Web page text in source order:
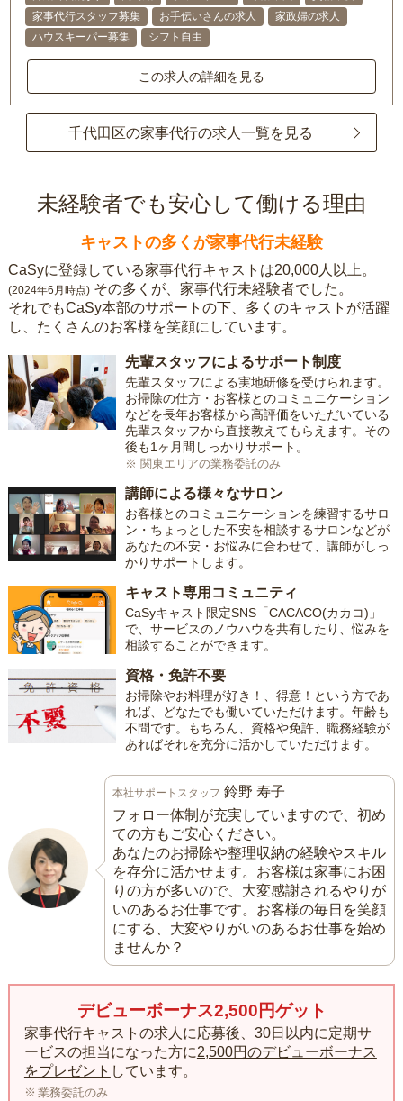
家事代行スタッフ募集
お手伝いさんの求人
家政婦の求人
ハウスキーパー募集
シフト自由
この求人の詳細を見る
千代田区の家事代行の求人一覧を見る
未経験者でも安心して働ける理由
キャストの多くが家事代行未経験
CaSyに登録している家事代行キャストは20,000人以上。
(2024年6月時点) その多くが、家事代行未経験者でした。
それでもCaSy本部のサポートの下、多くのキャストが活躍
し、たくさんのお客様を笑顔にしています。
先輩スタッフによるサポート制度
先輩スタッフによる実地研修を受けられます。
お掃除の仕方・お客様とのコミュニケーション
などを長年お客様から高評価をいただいている
先輩スタッフから直接教えてもらえます。その
後も1ヶ月間しっかりサポート。
※ 関東エリアの業務委託のみ
講師による様々なサロン
お客様とのコミュニケーションを練習するサロ
ン・ちょっとした不安を相談するサロンなどが
あなたの不安・お悩みに合わせて、講師がしっ
かりサポートします。
キャスト専用コミュニティ
CaSyキャスト限定SNS「CACACO(カカコ)」
で、サービスのノウハウを共有したり、悩みを
相談することができます。
資格・免許不要
お掃除やお料理が好き！、得意！という方であ
れば、どなたでも働いていただけます。年齢も
不問です。もちろん、資格や免許、職務経験が
あればそれを充分に活かしていただけます。
本社サポートスタッフ 鈴野 寿子
フォロー体制が充実していますので、初め
ての方もご安心ください。
あなたのお掃除や整理収納の経験やスキル
を存分に活かせます。お客様は家事にお困
りの方が多いので、大変感謝されるやりが
いのあるお仕事です。お客様の毎日を笑顔
にする、大変やりがいのあるお仕事を始め
ませんか？
デビューボーナス2,500円ゲット
家事代行キャストの求人に応募後、30日以内に定期サ
ービスの担当になった方に2,500円のデビューボーナス
をプレゼント しています。
業務委託のみ